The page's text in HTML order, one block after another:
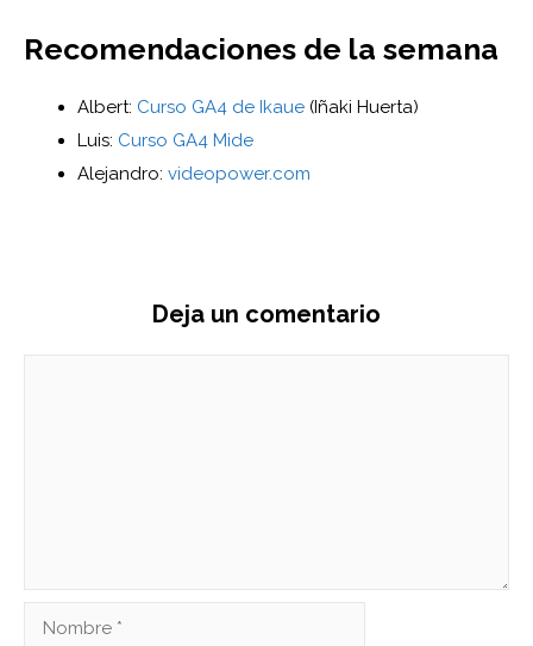
Recomendaciones de la semana
Albert: Curso GA4 de Ikaue (Iñaki Huerta)
Luis: Curso GA4 Mide
Alejandro: videopower.com
Deja un comentario